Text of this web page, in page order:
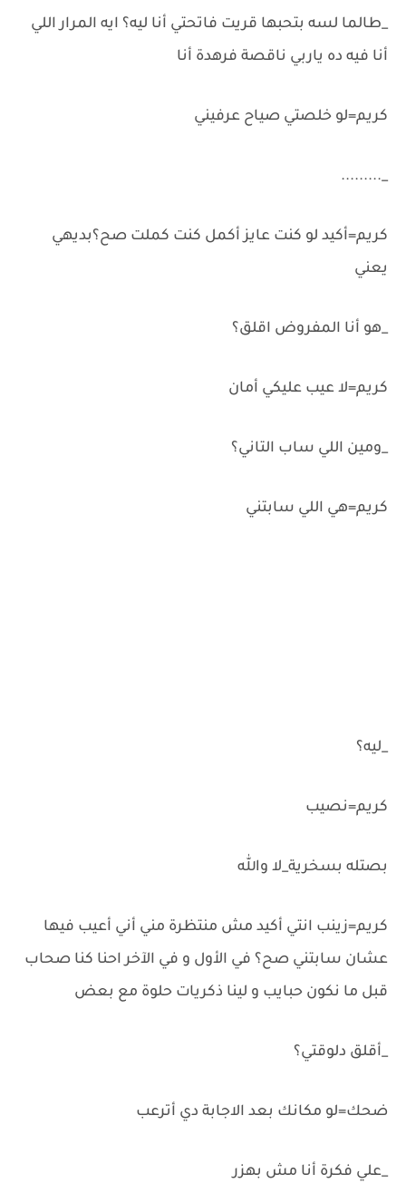
_طالما لسه بتحبها قريت فاتحتي أنا ليه؟ ايه المرار اللي
أنا فيه ده ياربي ناقصة فرهدة أنا
كريم=لو خلصتي صياح عرفيني
_.........
كريم=أكيد لو كنت عايز أكمل كنت كملت صح؟بديهي
يعني
_هو أنا المفروض اقلق؟
كريم=لا عيب عليكي أمان
_ومين اللي ساب التاني؟
كريم=هي اللي سابتني
_ليه؟
كريم=نصيب
بصتله بسخرية_لا والله
كريم=زينب انتي أكيد مش منتظرة مني أني أعيب فيها
عشان سابتني صح؟ في الأول و في الآخر احنا كنا صحاب
قبل ما نكون حبايب و لينا ذكريات حلوة مع بعض
_أقلق دلوقتي؟
ضحك=لو مكانك بعد الاجابة دي أترعب
_علي فكرة أنا مش بهزر